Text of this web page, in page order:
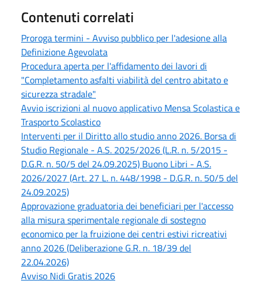
Contenuti correlati
Proroga termini - Avviso pubblico per l'adesione alla
Definizione Agevolata
Procedura aperta per l'affidamento dei lavori di
"Completamento asfalti viabilità del centro abitato e
sicurezza stradale"
Avvio iscrizioni al nuovo applicativo Mensa Scolastica e
Trasporto Scolastico
Interventi per il Diritto allo studio anno 2026. Borsa di
Studio Regionale - A.S. 2025/2026 (L.R. n. 5/2015 -
D.G.R. n. 50/5 del 24.09.2025) Buono Libri - A.S.
2026/2027 (Art. 27 L. n. 448/1998 - D.G.R. n. 50/5 del
24.09.2025)
Approvazione graduatoria dei beneficiari per l'accesso
alla misura sperimentale regionale di sostegno
economico per la fruizione dei centri estivi ricreativi
anno 2026 (Deliberazione G.R. n. 18/39 del
22.04.2026)
Avviso Nidi Gratis 2026